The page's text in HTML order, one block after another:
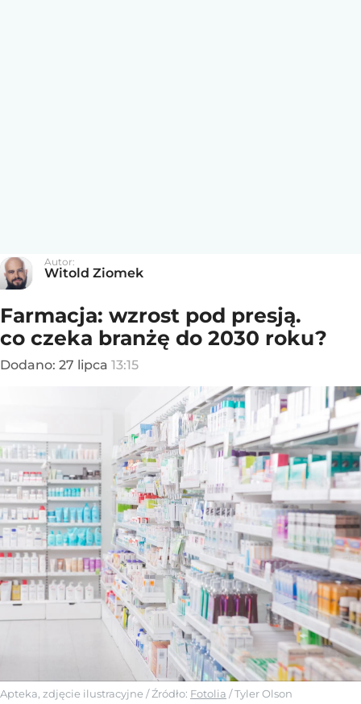
Autor:
Witold Ziomek
Farmacja: wzrost pod presją.
co czeka branżę do 2030 roku?
Dodano: 27 lipca 13:15
Apteka, zdjęcie ilustracyjne / Źródło: Fotolia /Tyler Olson